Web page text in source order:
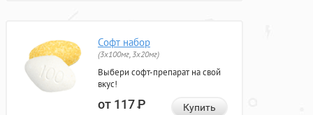
Софт набор
(3x100мг, 3x20мг)
Выбери софт-препарат на свой
вкус!
от 117Р Купить